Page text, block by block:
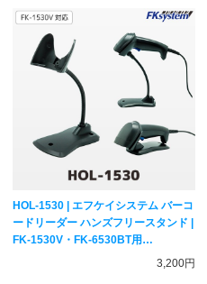
HOL-1530 | エフケイシステム バーコ
ードリーダー ハンズフリースタンド |
FK-1530V・FK-6530BT用
3,200円